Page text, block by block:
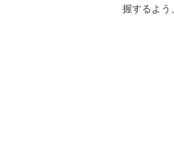
握するよう